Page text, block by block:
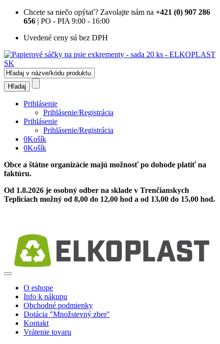
Chcete sa niečo opýtať? Zavolajte nám na +421 (0) 907 286
656 | PO - PIA 9:00 - 16:00
Uvedené ceny sú bez DPH
Prihlásenie
Prihlásenie/Registrácia
Prihlásenie
Prihlásenie/Registrácia
0Košík
0Košík
Obce a štátne organizácie majú možnosť po dohode platiť na
faktúru.
Od 1.8.2026 je osobný odber na sklade v Trenčianskych
Tepliciach možný od 8,00 do 12,00 hod a od 13,00 do 15,00 hod.
O eshope
Info k nákupu
Obchodné podmienky
Dotácia "Množstevný zber"
Kontakt
Vrátenie tovaru